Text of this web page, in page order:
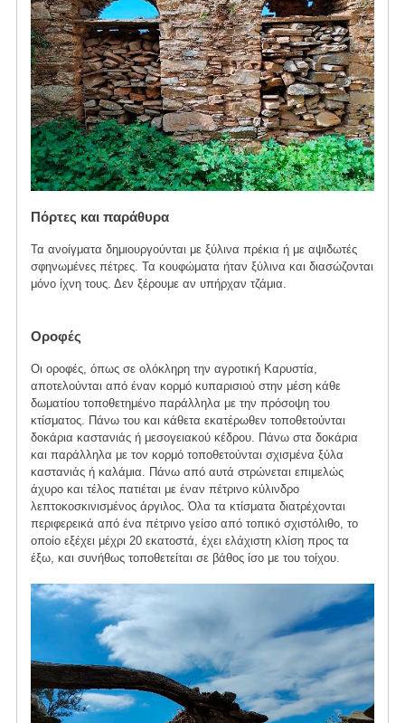
Πόρτες και παράθυρα
Τα ανοίγματα δημιουργούνται με ξύλινα πρέκια ή με αψιδωτές
σφηνωμένες πέτρες. Τα κουφώματα ήταν ξύλινα και διασώζονται
μόνο ίχνη τους. Δεν ξέρουμε αν υπήρχαν τζάμια.
Οροφές
Οι οροφές, όπως σε ολόκληρη την αγροτική Καρυστία,
αποτελούνται από έναν κορμό κυπαρισιού στην μέση κάθε
δωματίου τοποθετημένο παράλληλα με την πρόσοψη του
κτίσματος. Πάνω του και κάθετα εκατέρωθεν τοποθετούνται
δοκάρια καστανιάς ή μεσογειακού κέδρου. Πάνω στα δοκάρια
και παράλληλα με τον κορμό τοποθετούνται σχισμένα ξύλα
καστανιάς ή καλάμια. Πάνω από αυτά στρώνεται επιμελώς
άχυρο και τέλος πατιέται με έναν πέτρινο κύλινδρο
λεπτοκοσκινισμένος άργιλος. Όλα τα κτίσματα διατρέχονται
περιφερεικά από ένα πέτρινο γείσο από τοπικό σχιστόλιθο, το
οποίο εξέχει μέχρι 20 εκατοστά, έχει ελάχιστη κλίση προς τα
έξω, και συνήθως τοποθετείται σε βάθος ίσο με του τοίχου.